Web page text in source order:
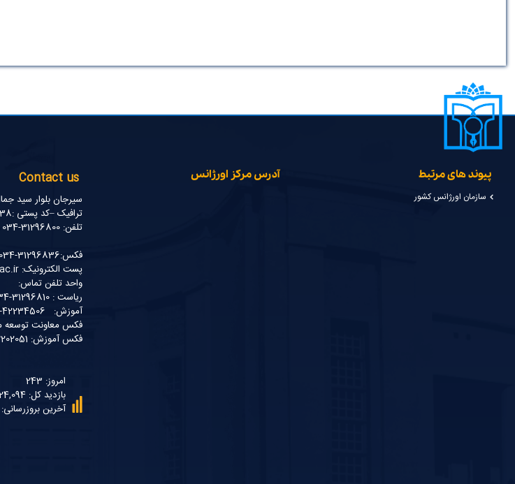
پیوند های مرتبط
سازمان اورژانس کشور
آدرس مرکز اورژانس Contact us
سیرجان بلوار سید
ترافیک –کد پستی :7816916338
تلفن: 31296800-034 و 31296809-034
فکس:31296836-034
پست الکترونیک: ssm@sirums.ac.ir
واحد تلفن تماس:
ریاست : 31296810-034 و31296811-034
آموزش: 42234506-034
فکس معاونت توسعه مدیریت
فکس آموزش: 42202051-034
امروز: 243
بازدید کل: 24,094
آخرین بروزرسانی: شنبه